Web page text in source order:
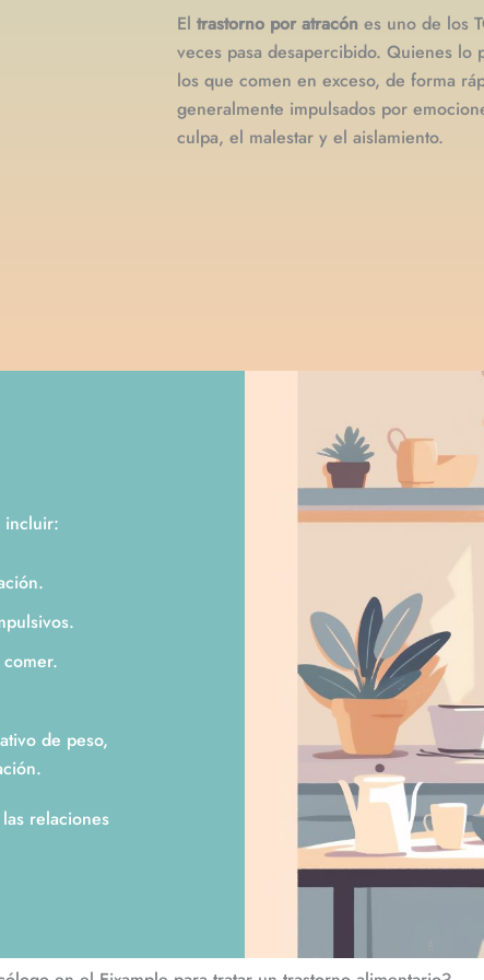
El trastorno por atracón es uno de los
veces pasa desapercibido. Quienes lo
los que comen en exceso, de forma
generalmente impulsados por
culpa, el malestar y el aislamiento.
incluir:
de peso,
relaciones